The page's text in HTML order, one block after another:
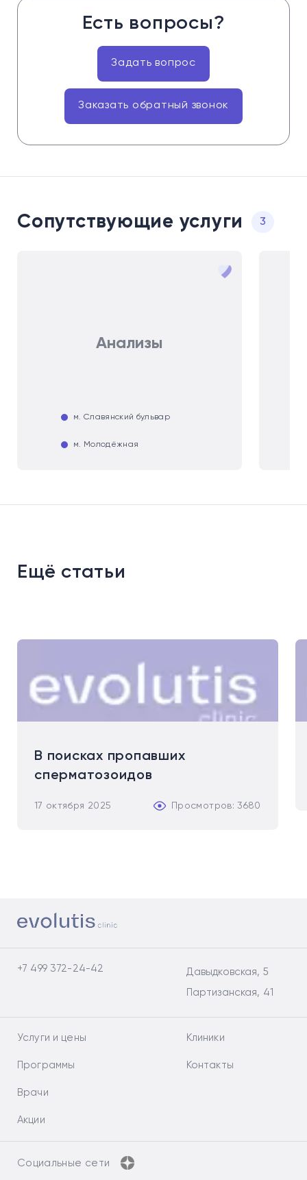
Есть вопросы?
Задать вопрос
Заказать обратный звонок
Сопутствующие услуги 3
Анализы
м. Славянский бульвар
м. Молодёжная
Ещё статьи
В поисках пропавших
сперматозоидов
17 октября 2025 Просмотров: 3680
+7 499 372-24-42
Давыдковская, 5
Партизанская, 41
Услуги и цены
Программы
Врачи
Акции
Клиники
Контакты
Социальные сети